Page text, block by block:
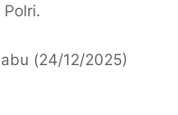
(24/12/2025)